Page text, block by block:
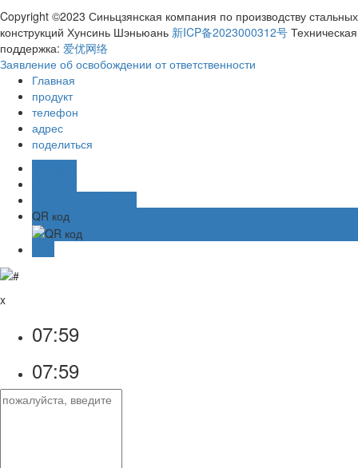
Copyright ©2023 Синьцзянская компания по производству стальных
конструкций Хунсинь Шэньюань 新ICP备2023000312号 Техническая
поддержка: 爱优网络
Заявление об освобождении от ответственности
Главная
продукт
телефон
адрес
поделиться
QR код
x
07:59
07:59